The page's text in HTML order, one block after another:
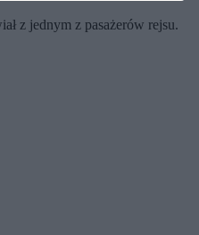
z jednym z pasażerów rejsu.